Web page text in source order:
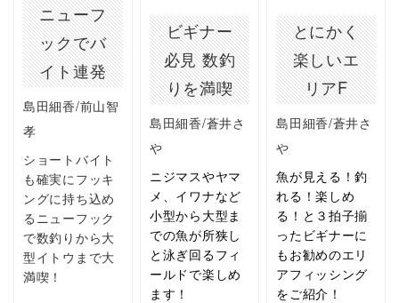
ニューフ
ックでバ
イト連発
島田細香/前山智
孝
ショートバイト
も確実にフッキ
ングに持ち込め
るニューフック
で数釣りから大
型イトウまで大
満喫！
ビギナー
必見 数釣
りを満喫
島田細香/蒼井さ
や
ニジマスやヤマ
メ、イワナなど
小型から大型ま
での魚が所狭し
と泳ぎ回るフィ
ールドで楽しめ
ます！
とにかく
楽しいエ
リアF
島田細香/蒼井さ
や
魚が見える！釣
れる！楽しめ
る！と３拍子揃
ったビギナーに
もお勧めのエリ
アフィッシング
をご紹介！